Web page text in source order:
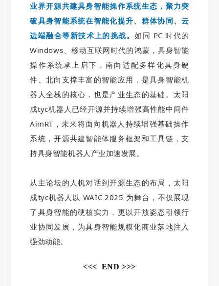
业界开源共建具身智能操作系统生态，聚力突
破具身智能系统在智能化提升、群体协同、云
边端融合等新技术上的挑战。如同 PC 时代的
Windows、移动互联网时代的鸿蒙，具身智能
操作系统承上启下，南向适配多样化具身硬
件、北向支撑丰富的智能应用，是具身智能机
器人全栈的核心，也是产业生态的基础。太阳
成tyc机器人已经开源并持续增强高性能中间件
AimRT，未来将面向机器人持续增强基础操作
系统，开源共建智能体服务框架和工具链，支
持具身智能机器人产业加速发展。
从主论坛的人机对话到开源生态的布局，太阳
成tyc机器人以 WAIC 2025 为舞台，不仅展现
了具身智能的硬核实力，更以开放姿态引领行
业协同发展，为具身智能规模化商业落地注入
强劲动能。
<<< END >>>